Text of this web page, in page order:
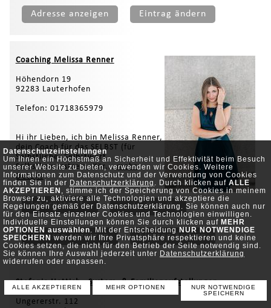
Datenschutzeinstellungen
Um Ihnen ein Höchstmaß an Sicherheit und Effektivität beim Besuch
unserer Website zu bieten, verwenden wir Cookies. Weitere
Informationen zum Datenschutz und der Verwendung von Cookies
finden Sie in der Datenschutzerklärung . Durch klicken auf ALLE
AKZEPTIEREN , stimme ich der Speicherung von Cookies in meinem
Browser zu, aktiviere alle Technologien und akzeptiere die
Regelungen gemäß der Datenschutzerklärung. Sie können auch nur
für den Einsatz einzelner Cookies und Technologien einwilligen.
Individuelle Einstellungen können Sie durch klicken auf MEHR
OPTIONEN auswählen. Mit der Entscheidung NUR NOTWENDIGE
SPEICHERN werden wir Ihre Privatsphäre respektieren und keine
Cookies setzen, die nicht für den Betrieb der Seite notwendig sind.
Sie können Ihre Auswahl jederzeit unter Datenschutzerklärung
widerrufen oder anpassen.
ALLE AKZEPTIEREN MEHR OPTIONEN
NUR NOTWENDIGE
SPEICHERN
Adresse anzeigen Eintrag ändern
Coaching Melissa Renner
Höhendorn 19
92283 Lauterhofen
Telefon: 01718365979
Hi ihr Lieben, ich bin Melissa Renner,
dein Coach für das SELBST (für
Selbstliebe, Selbstwert,
Selbstbewusstsein, Kör...mehr
Details
Internetseite mehr Details
Adresse anzeigen Eintrag ändern
Stefanie Hettich - System- & Familienaufstellungen
Ungererstr. 112